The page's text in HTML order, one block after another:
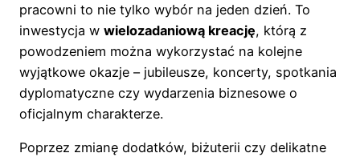
pracowni to nie tylko wybór na jeden dzień. To
inwestycja w wielozadaniową kreację, którą z
powodzeniem można wykorzystać na kolejne
wyjątkowe okazje – jubileusze, koncerty, spotkania
dyplomatyczne czy wydarzenia biznesowe o
oficjalnym charakterze.
Poprzez zmianę dodatków, biżuterii czy delikatne